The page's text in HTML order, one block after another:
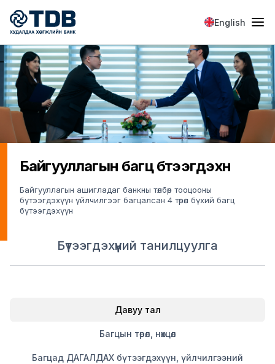
Skip to main content
English
Байгууллагын багц бүтээгдэхүүн
Байгууллагын ашигладаг банкны төлбөр тооцооны
бүтээгдэхүүн үйлчилгээг багцалсан 4 төрөл бүхий багц
бүтээгдэхүүн
Бүтээгдэхүүний танилцуулга
Давуу тал
Багцын төрөл, нөхцөл
Багцад ДАГАЛДАХ бүтээгдэхүүн, үйлчилгээний